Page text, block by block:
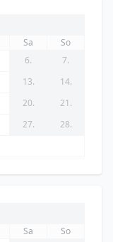
Sa
So
6.
7.
13.
14.
20.
21.
27.
28.
Sa
So